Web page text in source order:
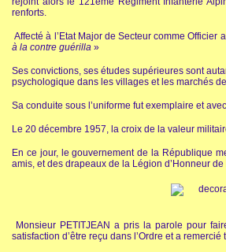
renforts.
Affecté à l’Etat Major de Secteur comme Officier
à la contre guérilla »
Ses convictions, ses études supérieures sont
psychologique dans les villages et les marchés
Sa conduite sous l’uniforme fut exemplaire et
Le 20 décembre 1957, la croix de la valeur
En ce jour, le gouvernement de la République
amis, et des drapeaux de la Légion d’Honneur
Monsieur PETITJEAN a pris la parole pour
satisfaction d’être reçu dans l’Ordre et a